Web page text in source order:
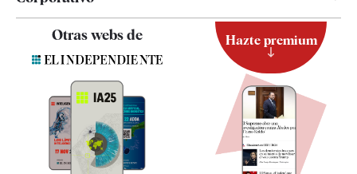
Contacto
Quiénes somos
Especificaciones
Otras webs de Hazte premium